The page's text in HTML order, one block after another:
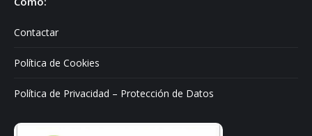
Contactar
Política de Cookies
Política de Privacidad – Protección de Datos